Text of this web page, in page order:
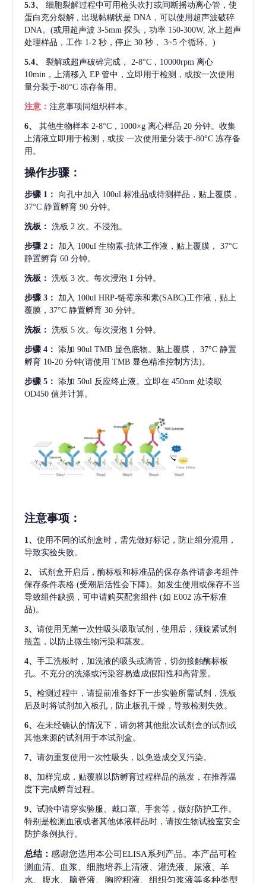
5.3、
细胞裂解过程中可用枪头吹打或间断摇动离心管，使
蛋白充分裂解
, 出现黏糊状是 DNA，可以使用超声波破碎
DNA。(或用超声波 3-5mm 探头，功率 150-300W, 冰上超声
处理样品，工作 1-2 秒，停止 30 秒， 3~5 个循环。)
5.4、 裂解或超声破碎完成，
2-8°C，10000rpm 离心
10min，上清移入 EP 管中，立即用于检测，或按一次使用
量分装于-80°C 冻存备用。
注意： 注意事项同组织样本。
6、 其他生物样本 2-8°C，1000×g 离心样品 20 分钟。收集
上清液立即用于检测，或按 一次使用量分装于-80°C 冻存备
用。
操作步骤：
步骤 1： 向孔中加入 100ul 标准品或待测样品，贴上覆膜，
37°C 静置孵育 90 分钟。
洗板： 洗板 2 次。不浸泡。
步骤 2： 加入 100ul 生物素-抗体工作液，贴上覆膜， 37°C
静置孵育 60 分钟。
洗板： 洗板 3 次。每次浸泡 1 分钟。
步骤 3： 加入 100ul HRP-链霉亲和素(SABC)工作液，贴上
覆膜，37°C 静置孵育 30 分钟。
洗板： 洗板 5 次。每次浸泡 1 分钟。
步骤 4： 添加 90ul TMB 显色底物。贴上覆膜， 37°C 静置
孵育 10-20 分钟(请使用 TMB 显色精准控制方法)。
步骤 5： 添加 50ul 反应终止液。立即在 450nm 处读取
OD450 值并计算。
注意事项 ：
1、 使用不同的试剂盒时，需先做好标记，防止组分混用，
导致实验失败。
2、
试剂盒开启后，酶标板和标准品的保存条件请参考组件
保存条件表格 (受潮后活性会下降)。如发生使用或保存不当
导致组件缺损，可申请购买配套组件 (如 E002 冻干标准
品)。
3、 请使用无菌一次性吸头吸取试剂，使用后，须旋紧试剂
瓶盖，以防止微生物污染和蒸发。
4、 手工洗板时，加洗液的吸头或滴管，切勿接触酶标板
孔。不充分的洗涤或污染容易造成假阳性和高背景。
5、 检测过程中，请提前准备好下一步实验所需试剂，洗板
后及时将试剂加入板孔，防止板孔干燥，导致检测失效。
6、 在未经确认的情况下，请勿将其他批次试剂盒的试剂或
其他来源的试剂用于本试剂盒。
7、 请勿重复使用一次性吸头，以免造成交叉污染。
8、 加样完成，贴覆膜以防孵育过程样品的蒸发，在推荐温
度下完成孵育过程。
9、 试验中请穿实验服、戴口罩、手套等，做好防护工作。
特别是检测血液或者其他体液样品时，请按生物试验室安全
防护条例执行。
总结： 感谢您选用本公司ELISA系列产品。本产品可检
测血清、血浆、细胞培养上清液、灌洗液、尿液、羊
水、腹水、脑脊液、胸腔积液、组织匀浆液等多种类型